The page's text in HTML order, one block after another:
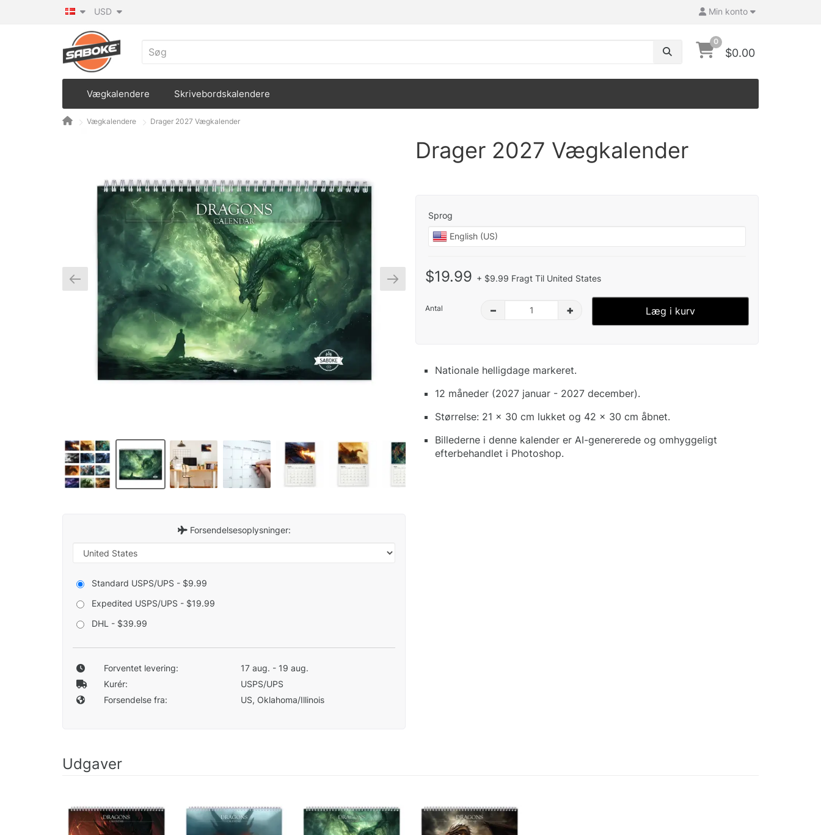
Min konto
USD
0
$0.00
Vægkalendere Skrivebordskalendere
Vægkalendere Drager 2027 Vægkalender
Forsendelsesoplysninger:
Standard USPS/UPS - $9.99
Expedited USPS/UPS - $19.99
DHL - $39.99
Forventet levering:
17 aug. - 19 aug.
Kurér:
USPS/UPS
Forsendelse fra:
US, Oklahoma/Illinois
Drager 2027 Vægkalender
Sprog
$19.99 + $9.99 Fragt Til United States
Antal – + Læg i kurv
Nationale helligdage markeret.
12 måneder (2027 januar - 2027 december).
Størrelse: 21 x 30 cm lukket og 42 x 30 cm åbnet.
Billederne i denne kalender er AI-genererede og omhyggeligt
efterbehandlet i Photoshop.
Udgaver